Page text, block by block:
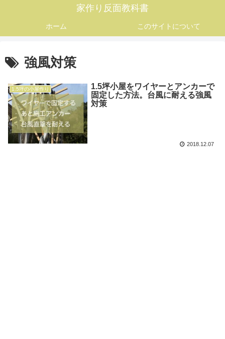
家作り反面教科書
ホーム このサイトについて
強風対策
1.5坪の小屋作り
1.5坪小屋をワイヤーとアンカーで
固定した方法。台風に耐える強風
対策
2018.12.07